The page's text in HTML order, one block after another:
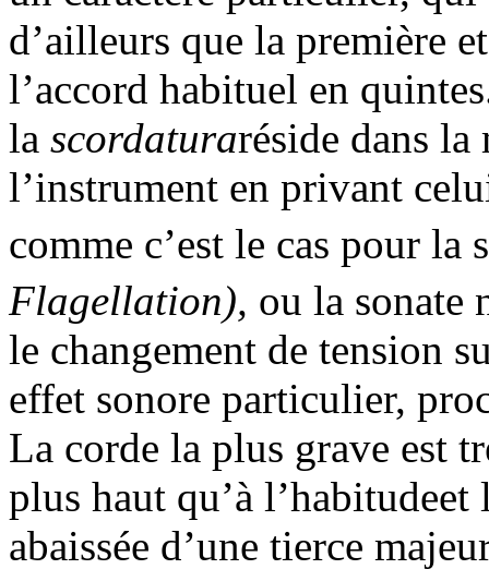
d’ailleurs que la première
l’accord habituel en
la scordaturaréside dans
l’instrument en privant
comme c’est le cas pour la
Flagellation), ou la sonate
le changement de tension
effet sonore particulier,
La corde la plus grave est
plus haut qu’à
abaissée d’une tierce